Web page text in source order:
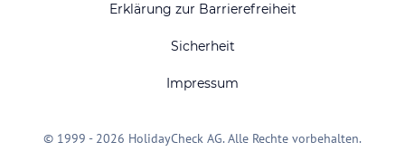
Erklärung zur Barrierefreiheit
Sicherheit
Impressum
© 1999 - 2026 HolidayCheck AG. Alle Rechte vorbehalten.